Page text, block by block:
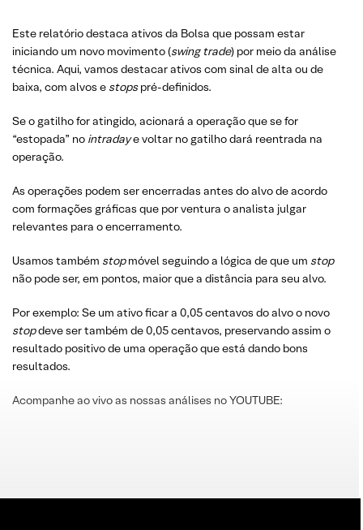
Este relatório destaca ativos da Bolsa que possam estar
iniciando um novo movimento (swing trade) por meio da análise
técnica. Aqui, vamos destacar ativos com sinal de alta ou de
baixa, com alvos e stopspré-definidos.
Se o gatilho for atingido, acionará a operação que se for
“estopada” no intradaye voltar no gatilho dará reentrada na
operação.
As operações podem ser encerradas antes do alvo de acordo
com formações gráficas que por ventura o analista julgar
relevantes para o encerramento.
Usamos também stopmóvel seguindo a lógica de que um stop
não pode ser, em pontos, maior que a distância para seu alvo.
Por exemplo: Se um ativo ficar a 0,05 centavos do alvo o novo
stopdeve ser também de 0,05 centavos, preservando assim o
resultado positivo de uma operação que está dando bons
resultados.
Acompanhe ao vivo as nossas análises no YOUTUBE: